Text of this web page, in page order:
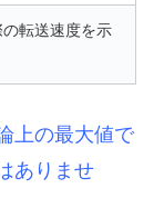
転送速度を示
上の最大値で
ありませ